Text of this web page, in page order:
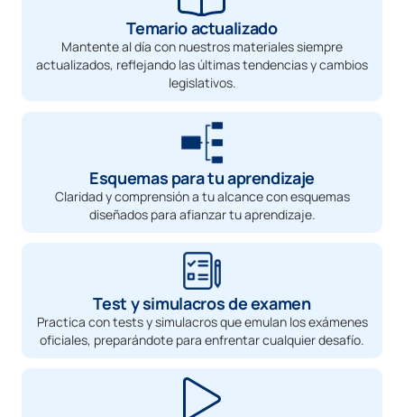
Temario actualizado
Mantente al día con nuestros materiales siempre
actualizados, reflejando las últimas tendencias y cambios
legislativos.
Esquemas para tu aprendizaje
Claridad y comprensión a tu alcance con esquemas
diseñados para afianzar tu aprendizaje.
Test y simulacros de examen
Practica con tests y simulacros que emulan los exámenes
oficiales, preparándote para enfrentar cualquier desafío.